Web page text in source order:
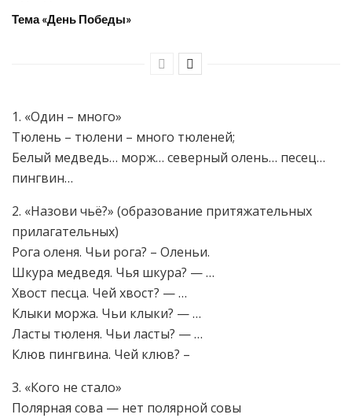
Тема «День Победы»
1. «Один – много»
Тюлень – тюлени – много тюленей;
Белый медведь… морж… северный олень… песец…
пингвин…
2. «Назови чьё?» (образование притяжательных
прилагательных)
Рога оленя. Чьи рога? – Оленьи.
Шкура медведя. Чья шкура? — …
Хвост песца. Чей хвост? — …
Клыки моржа. Чьи клыки? — …
Ласты тюленя. Чьи ласты? — …
Клюв пингвина. Чей клюв? –
3. «Кого не стало»
Полярная сова — нет полярной совы